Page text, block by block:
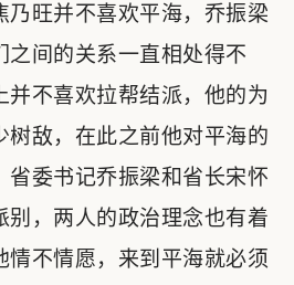
乃旺并不喜欢平海，乔振梁
之间的关系一直相处得不
并不喜欢拉帮结派，他的为
树敌，在此之前他对平海的
省委书记乔振梁和省长宋怀
别，两人的政治理念也有着
情不情愿，来到平海就必须